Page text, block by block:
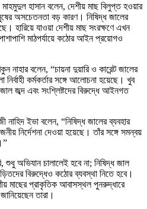
মাহমুদুল হাসান বলেন, দেশীয় মাছ বিলুপ্ত হওয়ার
অসচেতনতা বড় কারণ। নিষিদ্ধ জালের
হারিয়ে যাওয়া দেশীয় মাছ সংরক্ষণে এখন
মাঠপর্যায়ে কঠোর আইন প্রয়োগও
নাহার বলেন, “চায়না দুয়ারি ও কারেন্ট জালের
নির্বাহী কর্মকর্তার সঙ্গে আলোচনা হয়েছে। খুব
জব্দ এবং সংশ্লিষ্টদের বিরুদ্ধে আইনগত
নাহিদ ইভা বলেন, “নিষিদ্ধ জালের ব্যবহার
নির্দেশনা দেওয়া হয়েছে। তাঁর সঙ্গে সমন্বয়
শুধু অভিযান চালালেই হবে না; নিষিদ্ধ জাল
বিরুদ্ধেও কঠোর ব্যবস্থা নিতে হবে।
মাছের প্রাকৃতিক আবাসস্থল পুনরুদ্ধারে
তারা।